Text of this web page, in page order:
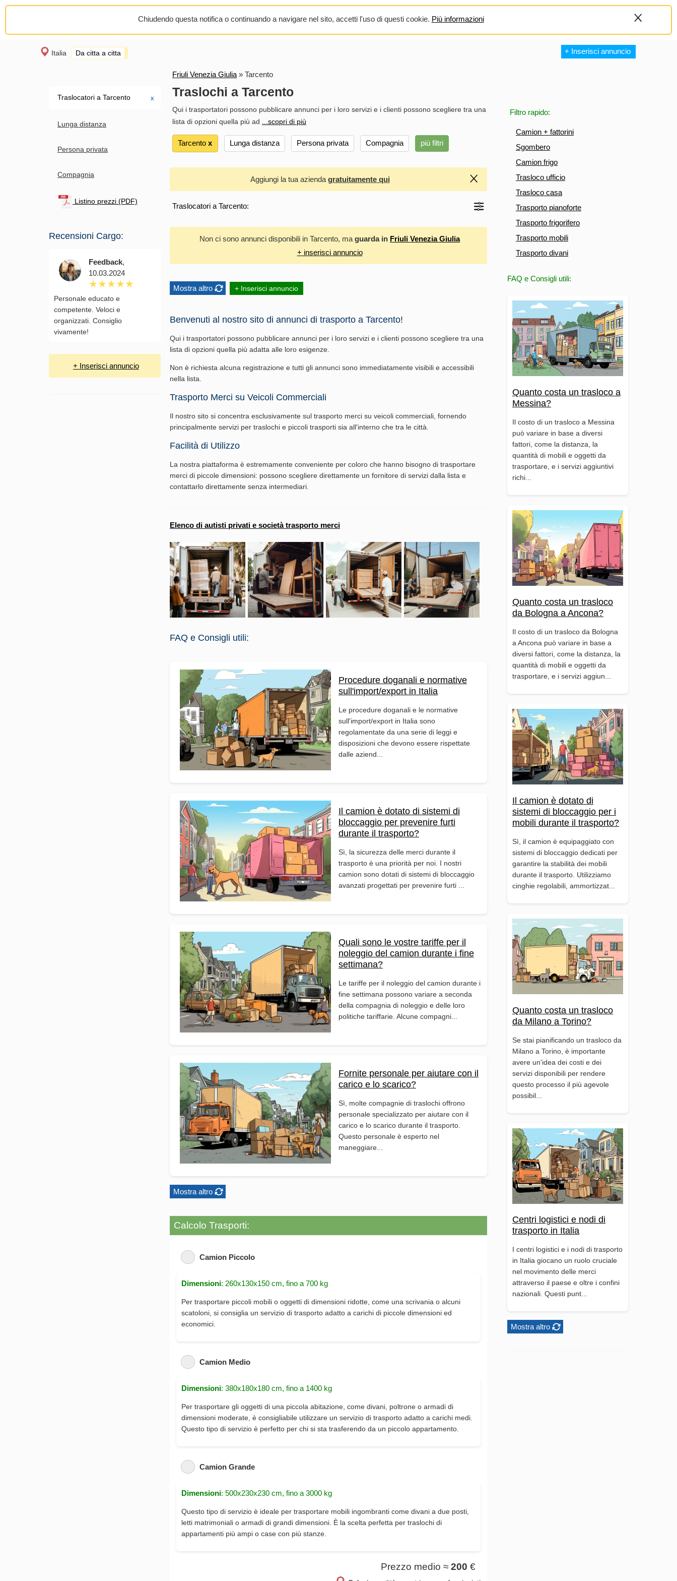
Chiudendo questa notifica o continuando a navigare nel sito, accetti l'uso di questi cookie. Più informazioni
Italia Da citta a citta +
+ Inserisci annuncio
Traslocatori a Tarcento х
Lunga distanza
Persona privata
Compagnia
Listino prezzi (PDF)
Recensioni Cargo:
Feedback,
10.03.2024
Personale educato e
competente. Veloci e
organizzati. Consiglio
vivamente!
+ Inserisci annuncio
Filtro rapido:
Camion + fattorini
Sgombero
Camion frigo
Trasloco ufficio
Trasloco casa
Trasporto pianoforte
Trasporto frigorifero
Trasporto mobili
Trasporto divani
FAQ e Consigli utili:
Quanto costa un trasloco a
Messina?
Il costo di un trasloco a Messina
può variare in base a diversi
fattori, come la distanza, la
quantità di mobili e oggetti da
trasportare, e i servizi aggiuntivi
richi...
Quanto costa un trasloco
da Bologna a Ancona?
Il costo di un trasloco da Bologna
a Ancona può variare in base a
diversi fattori, come la distanza, la
quantità di mobili e oggetti da
trasportare, e i servizi aggiun...
Il camion è dotato di
sistemi di bloccaggio per i
mobili durante il trasporto?
Sì, il camion è equipaggiato con
sistemi di bloccaggio dedicati per
garantire la stabilità dei mobili
durante il trasporto. Utilizziamo
cinghie regolabili, ammortizzat...
Quanto costa un trasloco
da Milano a Torino?
Se stai pianificando un trasloco da
Milano a Torino, è importante
avere un'idea dei costi e dei
servizi disponibili per rendere
questo processo il più agevole
possibil...
Centri logistici e nodi di
trasporto in Italia
I centri logistici e i nodi di trasporto
in Italia giocano un ruolo cruciale
nel movimento delle merci
attraverso il paese e oltre i confini
nazionali. Questi punt...
Mostra altro
Friuli Venezia Giulia » Tarcento
Traslochi a Tarcento
Qui i trasportatori possono pubblicare annunci per i loro servizi e i clienti possono scegliere tra una
lista di opzioni quella più ad
...scopri di più
Tarcento х Lunga distanza Persona privata Compagnia più filtri
Aggiungi la tua azienda gratuitamente qui
Traslocatori a Tarcento:
Non ci sono annunci disponibili in Tarcento, ma guarda in Friuli Venezia Giulia
+ inserisci annuncio
Mostra altro + Inserisci annuncio
Benvenuti al nostro sito di annunci di trasporto a Tarcento!
Qui i trasportatori possono pubblicare annunci per i loro servizi e i clienti possono scegliere tra una
lista di opzioni quella più adatta alle loro esigenze.
Non è richiesta alcuna registrazione e tutti gli annunci sono immediatamente visibili e accessibili
nella lista.
Trasporto Merci su Veicoli Commerciali
Il nostro sito si concentra esclusivamente sul trasporto merci su veicoli commerciali, fornendo
principalmente servizi per traslochi e piccoli trasporti sia all'interno che tra le città.
Facilità di Utilizzo
La nostra piattaforma è estremamente conveniente per coloro che hanno bisogno di trasportare
merci di piccole dimensioni: possono scegliere direttamente un fornitore di servizi dalla lista e
contattarlo direttamente senza intermediari.
Elenco di autisti privati e società trasporto merci
FAQ e Consigli utili:
Procedure doganali e normative
sull'import/export in Italia
Le procedure doganali e le normative
sull'import/export in Italia sono
regolamentate da una serie di leggi e
disposizioni che devono essere rispettate
dalle aziend...
Il camion è dotato di sistemi di
bloccaggio per prevenire furti
durante il trasporto?
Sì, la sicurezza delle merci durante il
trasporto è una priorità per noi. I nostri
camion sono dotati di sistemi di bloccaggio
avanzati progettati per prevenire furti ...
Quali sono le vostre tariffe per il
noleggio del camion durante i fine
settimana?
Le tariffe per il noleggio del camion durante i
fine settimana possono variare a seconda
della compagnia di noleggio e delle loro
politiche tariffarie. Alcune compagni...
Fornite personale per aiutare con il
carico e lo scarico?
Sì, molte compagnie di traslochi offrono
personale specializzato per aiutare con il
carico e lo scarico durante il trasporto.
Questo personale è esperto nel
maneggiare...
Mostra altro
Calcolo Trasporti:
Camion Piccolo
Dimensioni: 260x130x150 cm, fino a 700 kg
Per trasportare piccoli mobili o oggetti di dimensioni ridotte, come una scrivania o alcuni
scatoloni, si consiglia un servizio di trasporto adatto a carichi di piccole dimensioni ed
economici.
Camion Medio
Dimensioni: 380x180x180 cm, fino a 1400 kg
Per trasportare gli oggetti di una piccola abitazione, come divani, poltrone o armadi di
dimensioni moderate, è consigliabile utilizzare un servizio di trasporto adatto a carichi medi.
Questo tipo di servizio è perfetto per chi si sta trasferendo da un piccolo appartamento.
Camion Grande
Dimensioni: 500x230x230 cm, fino a 3000 kg
Questo tipo di servizio è ideale per trasportare mobili ingombranti come divani a due posti,
letti matrimoniali o armadi di grandi dimensioni. È la scelta perfetta per traslochi di
appartamenti più ampi o case con più stanze.
Prezzo medio ≈ 200 €